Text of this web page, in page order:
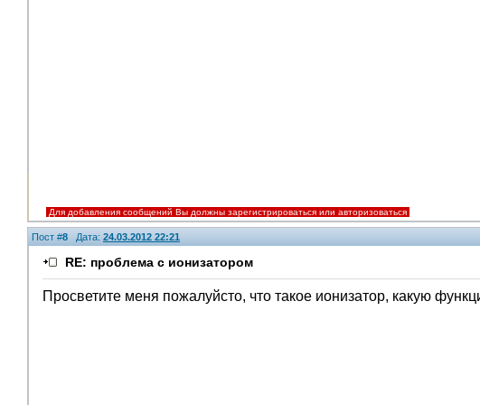
Для добавления сообщений Вы должны зарегистрироваться или авторизоваться
Пост #8 Дата: 24.03.2012 22:21
RE: проблема с ионизатором
Просветите меня пожалуйсто, что такое ионизатор, какую